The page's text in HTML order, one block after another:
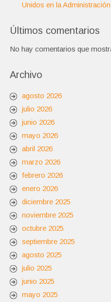
Unidos en la
Últimos comentarios
No hay comentarios que
Archivo
agosto 2026
julio 2026
junio 2026
mayo 2026
abril 2026
marzo 2026
febrero 2026
enero 2026
diciembre 2025
noviembre 2025
octubre 2025
septiembre 2025
agosto 2025
julio 2025
junio 2025
mayo 2025